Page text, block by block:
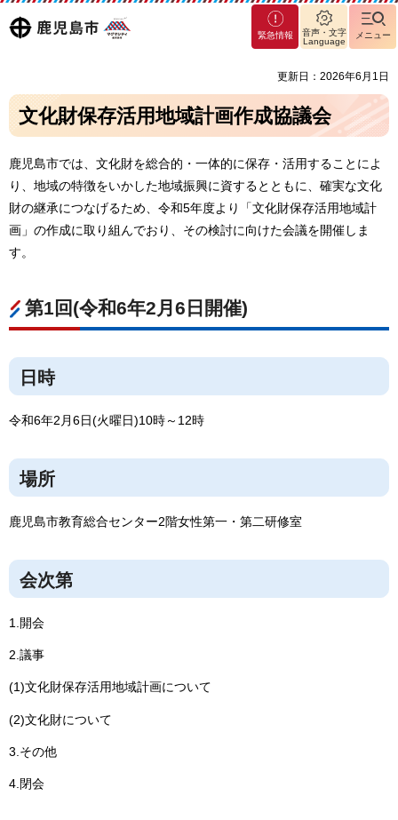
鹿児島
マグ
マシ
緊急情報
音声・文字
Language
メニュー
更新日：2026年6月1日
文化財保存活用地域計画作成協議会
鹿児島市では、文化財を総合的・一体的に保存・活用することによ
り、地域の特徴をいかした地域振興に資するとともに、確実な文化
財の継承につなげるため、令和5年度より「文化財保存活用地域計
画」の作成に取り組んでおり、その検討に向けた会議を開催しま
す。
第1回(令和6年2月6日開催)
日時
令和6年2月6日(火曜日)10時～12時
場所
鹿児島市教育総合センター2階女性第一・第二研修室
会次第
1.開会
2.議事
(1)文化財保存活用地域計画について
(2)文化財について
3.その他
4.閉会